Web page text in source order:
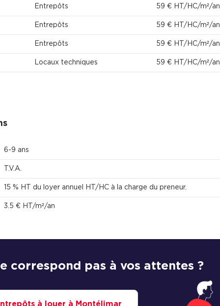
Entrepôts 59 € HT/HC/m²/an
Entrepôts 59 € HT/HC/m²/an
Entrepôts 59 € HT/HC/m²/an
Locaux techniques 59 € HT/HC/m²/an
6-9 ans
T.V.A.
15 % HT du loyer annuel HT/HC à la charge du preneur.
3.5 € HT/m²/an
correspond pas à vos attentes ?
à louer à Montélimar